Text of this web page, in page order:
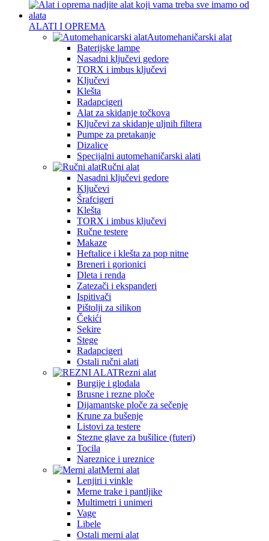
ALATI I OPREMA
Automehaničarski alat
Baterijske lampe
Nasadni ključevi gedore
TORX i imbus ključevi
Ključevi
Klešta
Radapcigeri
Alat za skidanje točkova
Ključevi za skidanje uljnih filtera
Pumpe za pretakanje
Dizalice
Specijalni automehaničarski alati
Ručni alat
Nasadni ključevi gedore
Ključevi
Šrafcigeri
Klešta
TORX i imbus ključevi
Ručne testere
Makaze
Heftalice i klešta za pop nitne
Breneri i gorionici
Dleta i renda
Zatezači i ekspanderi
Ispitivači
Pištolji za silikon
Čekići
Sekire
Stege
Radapcigeri
Ostali ručni alati
Rezni alat
Burgije i glodala
Brusne i rezne ploče
Dijamantske ploče za sečenje
Krune za bušenje
Listovi za testere
Stezne glave za bušilice (futeri)
Tocila
Nareznice i ureznice
Merni alat
Lenjiri i vinkle
Merne trake i pantljike
Multimetri i unimeri
Vage
Libele
Ostali merni alat